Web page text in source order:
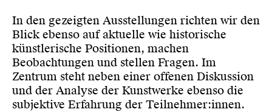
In den gezeigten Ausstellungen richten wir den
Blick ebenso auf aktuelle wie historische
künstlerische Positionen, machen
Beobachtungen und stellen Fragen. Im
Zentrum steht neben einer offenen Diskussion
und der Analyse der Kunstwerke ebenso die
subjektive Erfahrung der Teilnehmer:innen.